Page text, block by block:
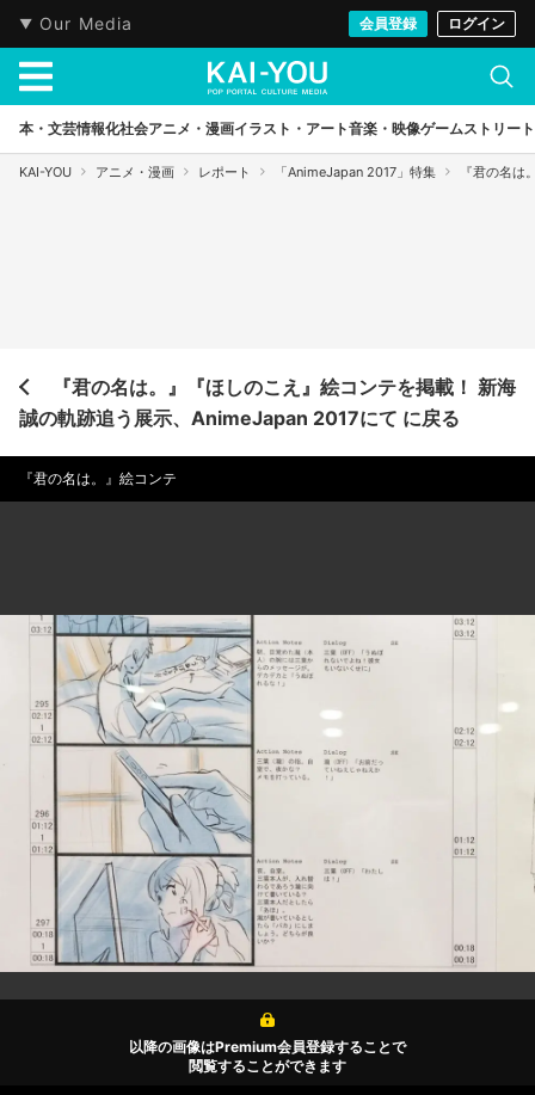
Our Media 会員登録 ログイン
本・文芸情報化社会アニメ・漫画イラスト・アート音楽・映像ゲームストリート
KAI-YOU アニメ・漫画 レポート 「AnimeJapan 2017」特集 『君の名
『君の名は。』『ほしのこえ』絵コンテを掲載！ 新海
誠の軌跡追う展示、AnimeJapan 2017にて に戻る
『君の名は。』絵コンテ
以降の画像はPremium会員登録することで
閲覧することができます